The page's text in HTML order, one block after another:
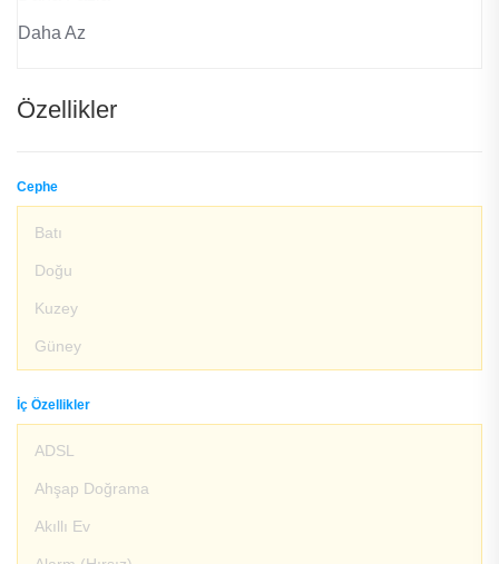
Daha Az
Özellikler
Cephe
Batı
Doğu
Kuzey
Güney
İç Özellikler
ADSL
Ahşap Doğrama
Akıllı Ev